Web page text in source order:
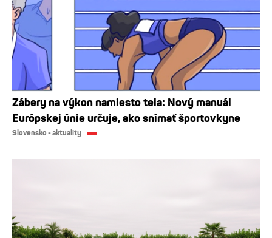
Zábery na výkon namiesto tela: Nový manuál
Európskej únie určuje, ako snímať športovkyne
Slovensko - aktuality